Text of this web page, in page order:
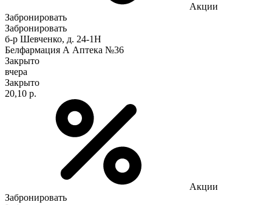
Акции
Забронировать
Забронировать
б-р Шевченко, д. 24-1Н
Белфармация А Аптека №36
Закрыто
вчера
Закрыто
20,10 р.
Акции
Забронировать